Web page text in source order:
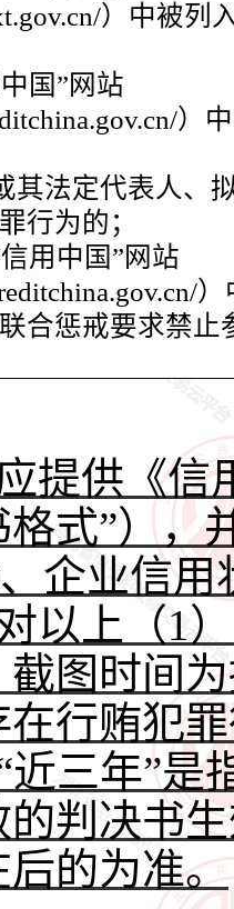
）中被
国”网站
）
其法定代表人、
行为的 ；
用中国”网站
合惩戒要求禁止
提供《信
式”），
企业信用
以上（1
截图时间
行贿犯
近三年”是
的判决书
后的为准。